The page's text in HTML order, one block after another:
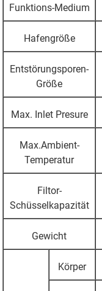
Funktions-Medium
Hafengröße
Entstörungsporen-
Größe
Max. Inlet Presure
Max.Ambient-
Temperatur
Filtor-
Schüsselkapazität
Gewicht
Körper